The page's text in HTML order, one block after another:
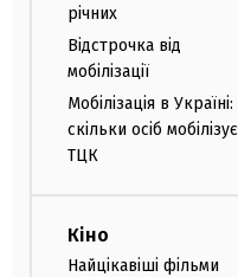
річних
Відстрочка від
мобілізації
Мобілізація в Україні:
скільки осіб мобілізує
ТЦК
Кіно
Найцікавіші фільми